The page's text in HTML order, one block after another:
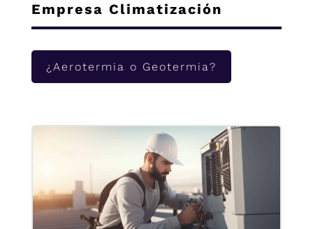
Empresa Climatización
¿Aerotermia o Geotermia?